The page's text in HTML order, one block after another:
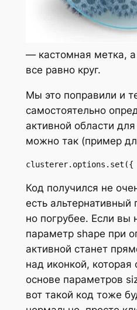
— кастомная метка,
все равно круг.
Мы это поправили и
самостоятельно
активной области
можно так (пример
Код получился не
есть
но погрубее. Если вы
параметр shape при
активной станет
над иконкой, которая
основе параметров
вот такой код тоже